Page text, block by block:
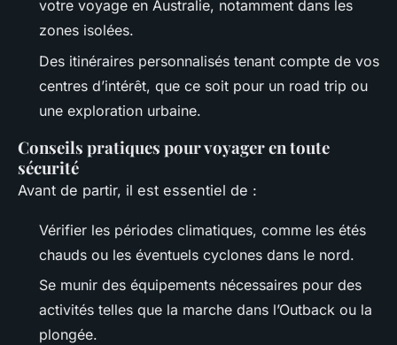
votre voyage en Australie, notamment dans les
zones isolées.
Des itinéraires personnalisés tenant compte de vos
centres d’intérêt, que ce soit pour un road trip ou
une exploration urbaine.
Conseils pratiques pour voyager en toute
sécurité
Avant de partir, il est essentiel de :
Vérifier les périodes climatiques, comme les étés
chauds ou les éventuels cyclones dans le nord.
Se munir des équipements nécessaires pour des
activités telles que la marche dans l’Outback ou la
plongée.